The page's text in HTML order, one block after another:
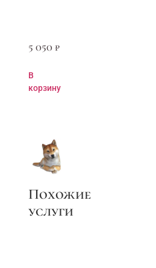
5 050 ₽
В
корзину